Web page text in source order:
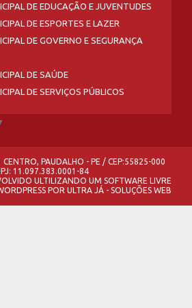
DE EDUCAÇÃO E JUVENTUDES
DE ESPORTES E LAZER
DE GOVERNO E SEGURANÇA
DE SAÚDE
DE SERVIÇOS PÚBLICOS
CENTRO, PAUDALHO - PE / CEP:55825-000
11.097.383.0001-84
ULTILIZANDO UM SOFTWARE LIVRE
POR ULTRA JÁ - SOLUÇÕES WEB